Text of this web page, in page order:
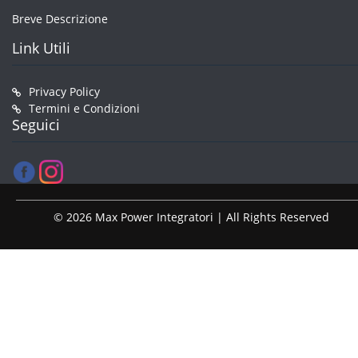
Breve Descrizione
Link Utili
Privacy Policy
Termini e Condizioni
Seguici
© 2026 Max Power Integratori | All Rights Reserved